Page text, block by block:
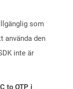
som
använda den
inte är
to OTP i